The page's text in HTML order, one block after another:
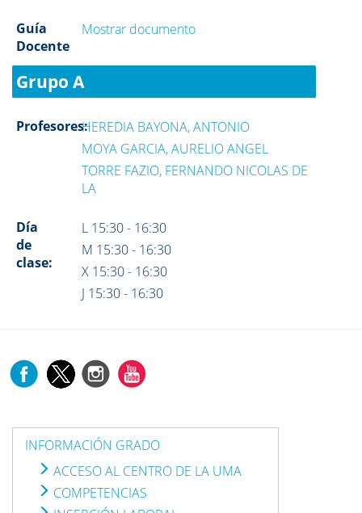
Guía
Docente
Mostrar documento
Grupo A
Profesores:HEREDIA BAYONA, ANTONIO
MOYA GARCIA, AURELIO ANGEL
TORRE FAZIO, FERNANDO NICOLAS DE
LA
Día
de
clase:
L 15:30 - 16:30
M 15:30 - 16:30
X 15:30 - 16:30
J 15:30 - 16:30
INFORMACIÓN GRADO
ACCESO AL CENTRO DE LA UMA
COMPETENCIAS